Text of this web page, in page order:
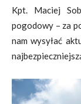
Kpt. Maciej
pogodowy – za
nam wysyłać